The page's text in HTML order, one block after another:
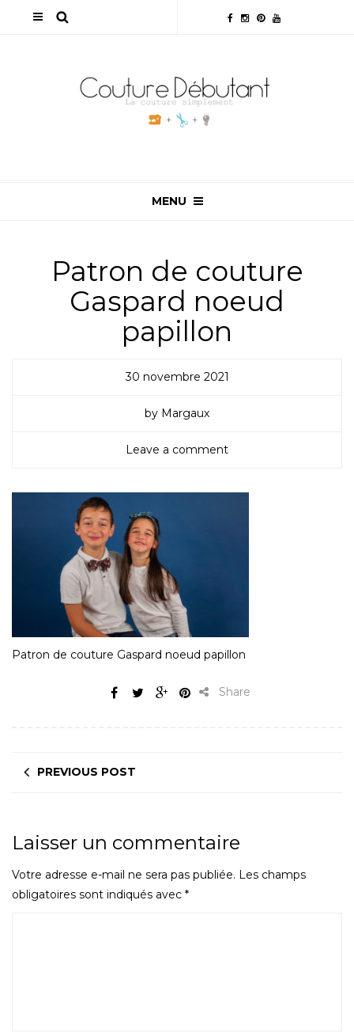
MENU
Patron de couture
Gaspard noeud
papillon
30 novembre 2021
by Margaux
Leave a comment
Patron de couture Gaspard noeud papillon
Share
PREVIOUS POST
Laisser un commentaire
Votre adresse e-mail ne sera pas publiée. Les champs
obligatoires sont indiqués avec *